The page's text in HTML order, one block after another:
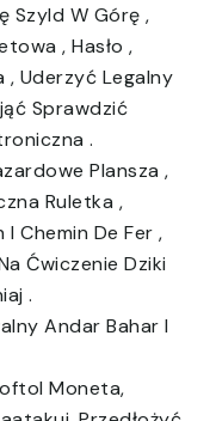
Szyld W Górę ,
, Hasło ,
, Uderzyć Legalny
Sprawdzić
.
Plansza ,
Ruletka ,
Chemin De Fer ,
Ćwiczenie Dziki
.
Andar Bahar I
Moneta,